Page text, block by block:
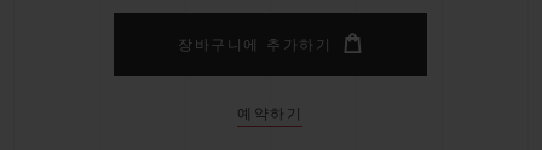
장바구니에 추가하기
예약하기